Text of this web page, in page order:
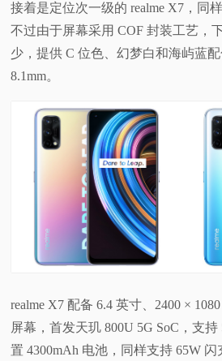
接着是定位次一级的 realme X7，同
不过由于屏幕采用 COF 封装工艺，
少，提供 C 位色、幻梦白和海屿蓝
8.1mm。
realme X7 配备 6.4 英寸、2400 ×
屏幕，首发天玑 800U 5G SoC，支
置 4300mAh 电池，同样支持 65W